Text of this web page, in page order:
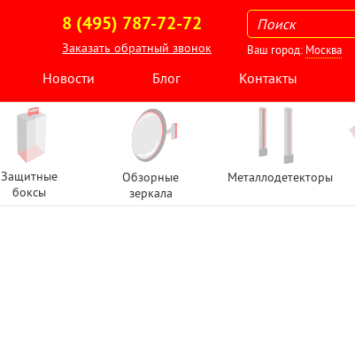
8 (495) 787-72-72
Заказать обратный звонок Ваш город: Москва
Новости Блог Контакты
Защитные
боксы
Обзорные
зеркала
Металлодетекторы